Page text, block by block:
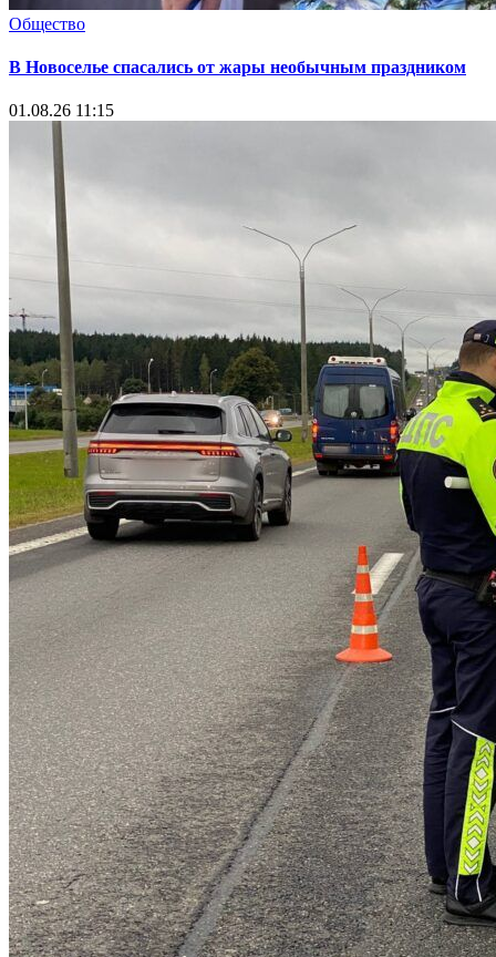
Общество
В Новоселье спасались от жары необычным праздником
01.08.26 11:15